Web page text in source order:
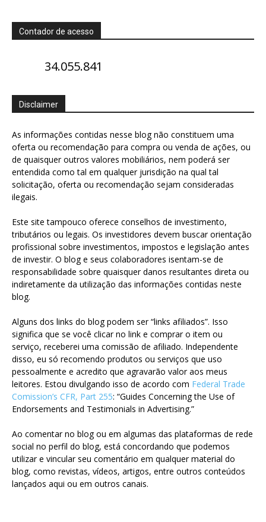
Contador de acesso
34.055.841
Disclaimer
As informações contidas nesse blog não constituem uma
oferta ou recomendação para compra ou venda de ações, ou
de quaisquer outros valores mobiliários, nem poderá ser
entendida como tal em qualquer jurisdição na qual tal
solicitação, oferta ou recomendação sejam consideradas
ilegais.
Este site tampouco oferece conselhos de investimento,
tributários ou legais. Os investidores devem buscar orientação
profissional sobre investimentos, impostos e legislação antes
de investir. O blog e seus colaboradores isentam-se de
responsabilidade sobre quaisquer danos resultantes direta ou
indiretamente da utilização das informações contidas neste
blog.
Alguns dos links do blog podem ser “links afiliados”. Isso
significa que se você clicar no link e comprar o item ou
serviço, receberei uma comissão de afiliado. Independente
disso, eu só recomendo produtos ou serviços que uso
pessoalmente e acredito que agravarão valor aos meus
leitores. Estou divulgando isso de acordo com Federal Trade
Comission’s CFR, Part 255: “Guides Concerning the Use of
Endorsements and Testimonials in Advertising.”
Ao comentar no blog ou em algumas das plataformas de rede
social no perfil do blog, está concordando que podemos
utilizar e vincular seu comentário em qualquer material do
blog, como revistas, vídeos, artigos, entre outros conteúdos
lançados aqui ou em outros canais.